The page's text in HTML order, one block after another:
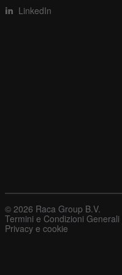
LinkedIn
© 2026 Raca Group B.V.
Termini e Condizioni Generali
Privacy e cookie